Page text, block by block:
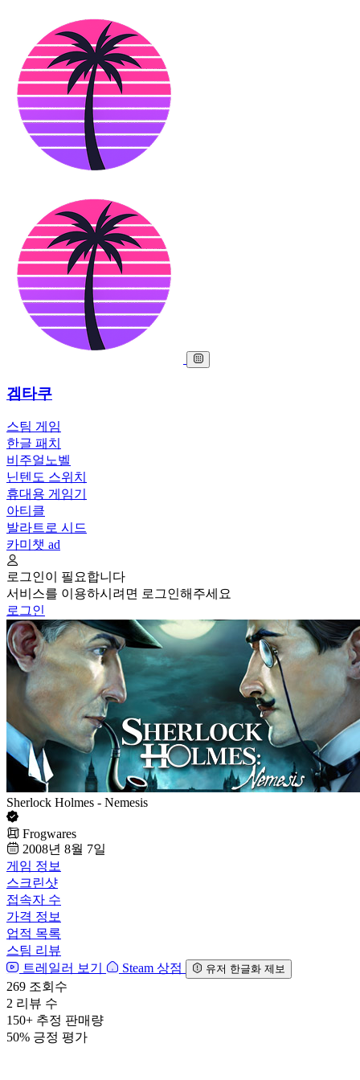
겜타쿠
스팀 게임
한글 패치
비주얼노벨
닌텐도 스위치
휴대용 게임기
아티클
발라트로 시드
카미챗 ad
로그인이 필요합니다
서비스를 이용하시려면 로그인해주세요
로그인
Sherlock Holmes - Nemesis
Frogwares
2008년 8월 7일
게임 정보
스크린샷
접속자 수
가격 정보
업적 목록
스팀 리뷰
트레일러 보기
Steam 상점 유저 한글화 제보
269 조회수
2 리뷰 수
150+ 추정 판매량
50% 긍정 평가